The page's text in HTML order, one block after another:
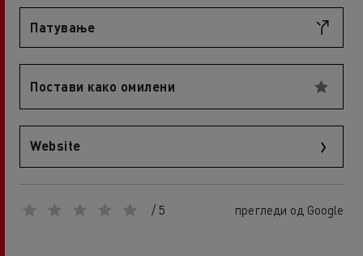
Патување
Постави како омилени
Website
/ 5 прегледи од Google